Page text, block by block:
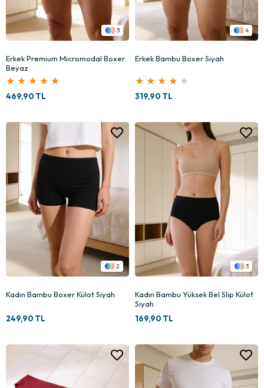
3
Erkek Premium Micromodal Boxer
Beyaz
★ ★ ★ ★ ★
469,90 TL
4
Erkek Bambu Boxer Siyah
★ ★ ★ ★ ★
319,90 TL
2
Kadın Bambu Boxer Külot Siyah
249,90 TL
3
Kadın Bambu Yüksek Bel Slip Külot
Siyah
169,90 TL